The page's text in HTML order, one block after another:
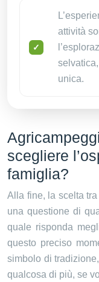
attività
unica.
scegliere
famiglia?
Alla fine, la scelta
una questione di
quale risponda
questo preciso
simbolo di
qualcosa di più, se